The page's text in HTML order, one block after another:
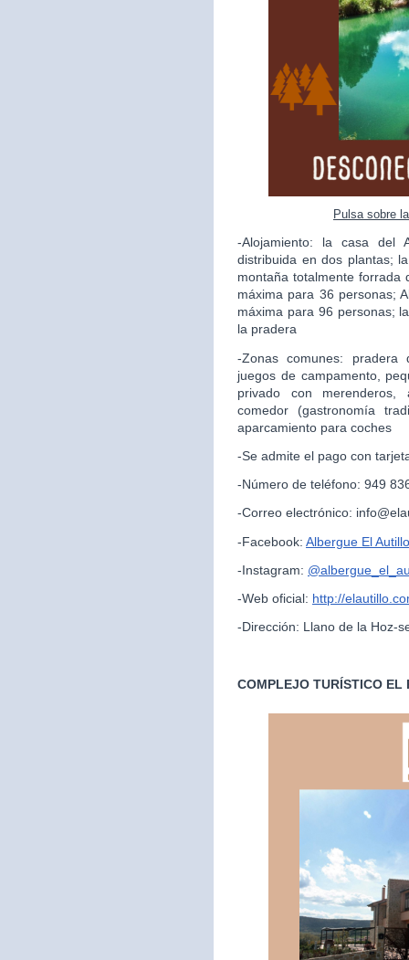
Pulsa sobre
-Alojamiento: la casa del
distribuida en dos plantas;
montaña totalmente forrada
máxima para 36 personas;
máxima para 96 personas;
la pradera
-Zonas comunes: pradera
juegos de campamento,
privado con merenderos,
comedor (gastronomía
aparcamiento para coches
-Se admite el pago con
-Número de teléfono: 949
-Correo electrónico:
-Facebook: Albergue El Autillo
-Instagram:
-Web oficial: http://
-Dirección: Llano de la Hoz-
COMPLEJO TURÍSTICO EL